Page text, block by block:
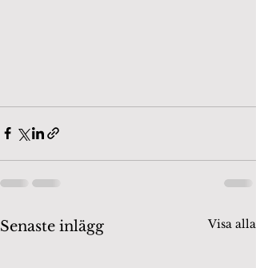
Senaste inlägg Visa alla